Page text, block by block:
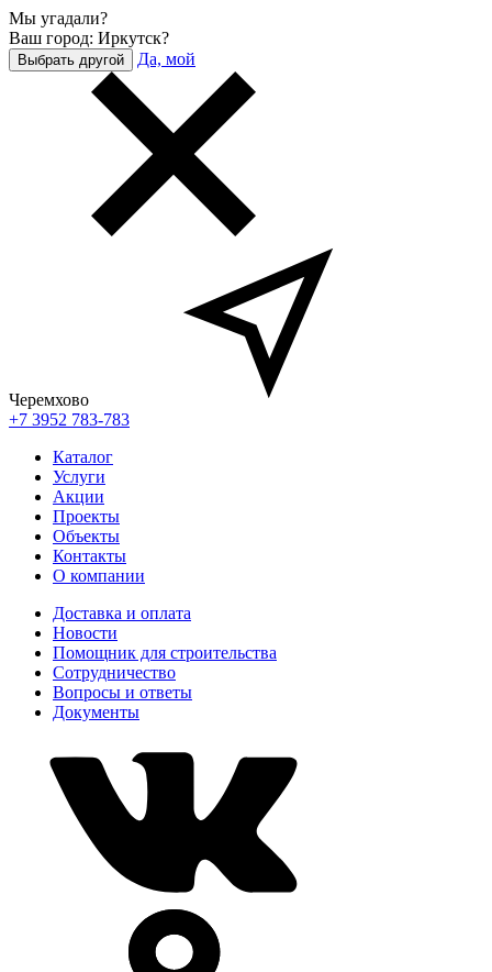
Мы угадали?
Ваш город: Иркутск?
Выбрать другой Да, мой
Черемхово
+7 3952 783-783
Каталог
Услуги
Акции
Проекты
Объекты
Контакты
О компании
Доставка и оплата
Новости
Помощник для строительства
Сотрудничество
Вопросы и ответы
Документы